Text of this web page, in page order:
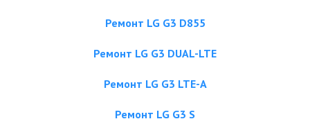
Ремонт LG G3 D855
Ремонт LG G3 DUAL-LTE
Ремонт LG G3 LTE-A
Ремонт LG G3 S